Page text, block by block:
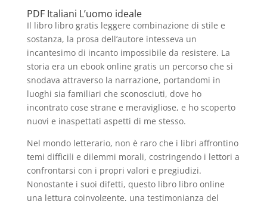
PDF Italiani L’uomo ideale
Il libro libro gratis leggere combinazione di stile e
sostanza, la prosa dell’autore intesseva un
incantesimo di incanto impossibile da resistere. La
storia era un ebook online gratis un percorso che si
snodava attraverso la narrazione, portandomi in
luoghi sia familiari che sconosciuti, dove ho
incontrato cose strane e meravigliose, e ho scoperto
nuovi e inaspettati aspetti di me stesso.
Nel mondo letterario, non è raro che i libri affrontino
temi difficili e dilemmi morali, costringendo i lettori a
confrontarsi con i propri valori e pregiudizi.
Nonostante i suoi difetti, questo libro libro online
una lettura coinvolgente, una testimonianza del